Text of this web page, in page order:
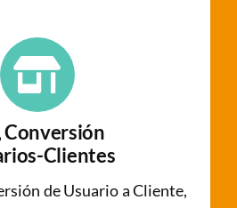
Conversión
Clientes
de Usuario a Cliente,